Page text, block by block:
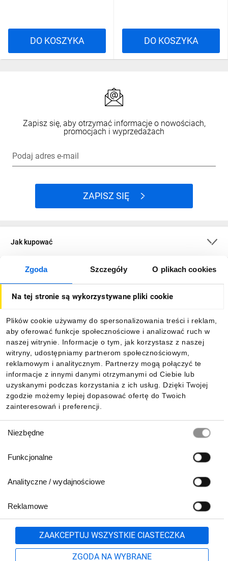
Zgoda Szczegóły O plikach cookies
Na tej stronie są wykorzystywane pliki cookie
Plików cookie używamy do spersonalizowania treści i reklam,
aby oferować funkcje społecznościowe i analizować ruch w
naszej witrynie. Informacje o tym, jak korzystasz z naszej
witryny, udostępniamy partnerom społecznościowym,
reklamowym i analitycznym. Partnerzy mogą połączyć te
informacje z innymi danymi otrzymanymi od Ciebie lub
uzyskanymi podczas korzystania z ich usług. Dzięki Twojej
zgodzie możemy lepiej dopasować ofertę do Twoich
zainteresowań i preferencji.
zgody
Niezbędne
Funkcjonalne
Analityczne / wydajnościowe
Reklamowe
ZAAKCEPTUJ WSZYSTKIE CIASTECZKA
ZGODA NA WYBRANE
DO KOSZYKA DO KOSZYKA
Zapisz się, aby otrzymać informacje o nowościach,
promocjach i wyprzedażach
Podaj adres e-mail
ZAPISZ SIĘ
Jak kupować
O firmie
Informacje
Pobierz naszą aplikację mobilną:
801 500 700 lub
71 37 61 600
Formularz kontaktowy